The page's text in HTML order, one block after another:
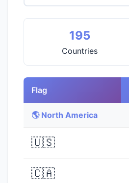
195
Countries
Flag
🌎 North America
🇺🇸
🇨🇦